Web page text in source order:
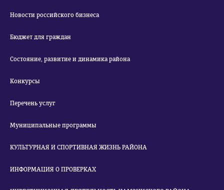
Новости российского бизнеса
Бюджет для граждан
Состояние, развитие и динамика района
Конкурсы
Перечень услуг
Муниципальные программы
КУЛЬТУРНАЯ И СПОРТИВНАЯ ЖИЗНЬ РАЙОНА
ИНФОРМАЦИЯ О ПРОВЕРКАХ